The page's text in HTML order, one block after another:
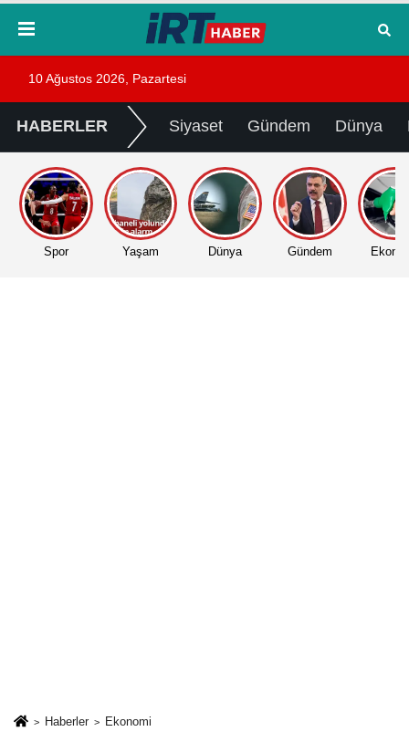
10 Ağustos 2026, Pazartesi
HABERLER Siyaset Gündem Dünya
Spor Yaşam Dünya Gündem
Haberler Ekonomi